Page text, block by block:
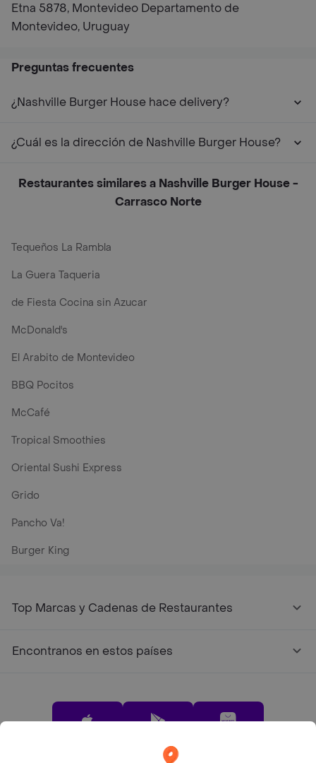
Etna 5878, Montevideo Departamento de
Montevideo, Uruguay
Preguntas frecuentes
¿Nashville Burger House hace delivery?
¿Cuál es la dirección de Nashville Burger House?
Restaurantes similares a Nashville Burger House -
Carrasco Norte
Tequeños La Rambla
La Guera Taqueria
de Fiesta Cocina sin Azucar
McDonald's
El Arabito de Montevideo
BBQ Pocitos
McCafé
Tropical Smoothies
Oriental Sushi Express
Grido
Pancho Va!
Burger King
Top Marcas y Cadenas de Restaurantes
Encontranos en estos países